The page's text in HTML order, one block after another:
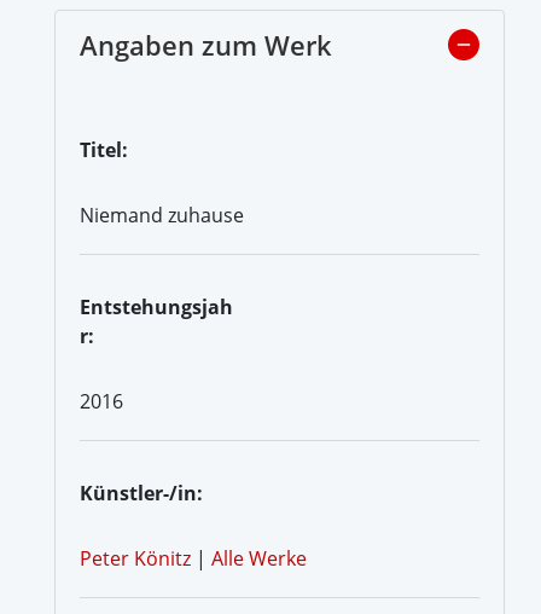
Angaben zum Werk
Titel:
Niemand zuhause
Entstehungsjah
r:
2016
Künstler-/in:
Peter Könitz | Alle Werke